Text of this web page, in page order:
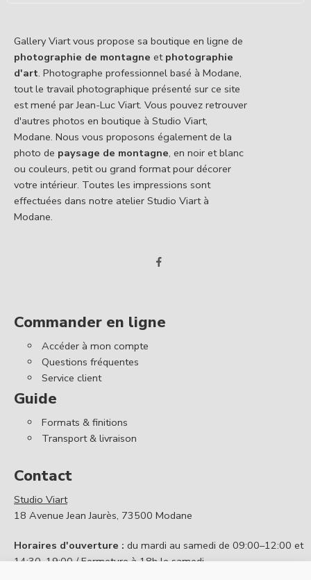
Gallery Viart vous propose sa boutique en ligne de
photographie de montagne et photographie
d'art. Photographe professionnel basé à Modane,
tout le travail photographique présenté sur ce site
est mené par Jean-Luc Viart. Vous pouvez retrouver
d'autres photos en boutique à Studio Viart,
Modane. Nous vous proposons également de la
photo de paysage de montagne, en noir et blanc
ou couleurs, petit ou grand format pour décorer
votre intérieur. Toutes les impressions sont
effectuées dans notre atelier Studio Viart à
Modane.
Commander en ligne
Accéder à mon compte
Questions fréquentes
Service client
Guide
Formats & finitions
Transport & livraison
Contact
Studio Viart
18 Avenue Jean Jaurès, 73500 Modane
Horaires d'ouverture : du mardi au samedi de 09:00–12:00 et
14:30–19:00 / Fermeture à 18h le samedi